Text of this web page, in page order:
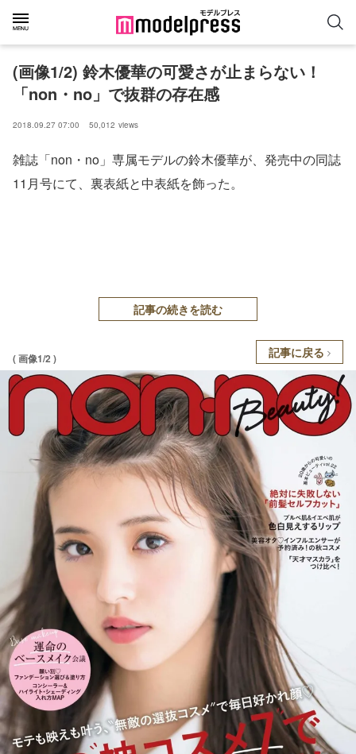
(画像1/2) 鈴木優華の可愛さが止まらない！
「non・no」で抜群の存在感
2018.09.27 07:00 50,012 views
雑誌「non・no」専属モデルの鈴木優華が、発売中の同誌
11月号にて、裏表紙と中表紙を飾った。
記事の続きを読む
( 画像1/2 ) 記事に戻る